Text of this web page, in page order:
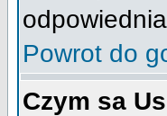
Powrot do
Czym sa